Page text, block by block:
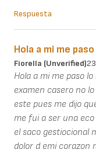
Respuesta
Hola a mi me
Fiorella (unverified)
Hola a mi me paso
examen casero no
este pues me dijo
me fui a ser una
el saco gestiocional
dolor d emi corazon